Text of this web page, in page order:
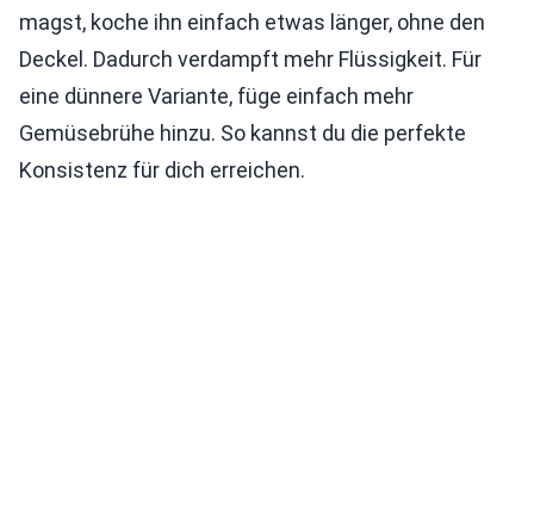
magst, koche ihn einfach etwas länger, ohne den
Deckel. Dadurch verdampft mehr Flüssigkeit. Für
eine dünnere Variante, füge einfach mehr
Gemüsebrühe hinzu. So kannst du die perfekte
Konsistenz für dich erreichen.